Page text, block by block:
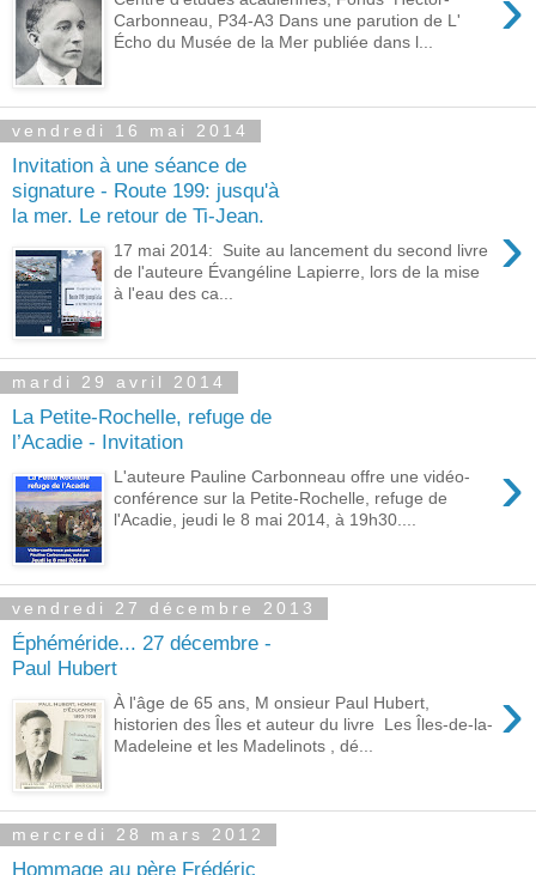
Carbonneau, P34-A3 Dans une parution de L'
Écho du Musée de la Mer publiée dans l...
vendredi 16 mai 2014
Invitation à une séance de
signature - Route 199: jusqu'à
la mer. Le retour de Ti-Jean.
›
17 mai 2014: Suite au lancement du second livre
de l'auteure Évangéline Lapierre, lors de la mise
à l'eau des ca...
mardi 29 avril 2014
La Petite-Rochelle, refuge de
l’Acadie - Invitation
›
L'auteure Pauline Carbonneau offre une vidéo-
conférence sur la Petite-Rochelle, refuge de
l'Acadie, jeudi le 8 mai 2014, à 19h30....
vendredi 27 décembre 2013
Éphéméride... 27 décembre -
Paul Hubert
›
À l'âge de 65 ans, M onsieur Paul Hubert,
historien des Îles et auteur du livre Les Îles-de-la-
Madeleine et les Madelinots , dé...
mercredi 28 mars 2012
Hommage au père Frédéric